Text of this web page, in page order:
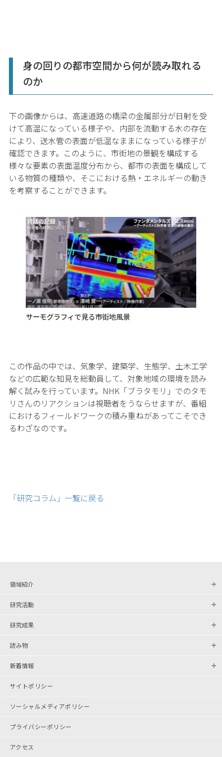
身の回りの都市空間から何が読み取れる
のか
下の画像からは、高速道路の橋梁の金属部分が日射を受
けて高温になっている様子や、内部を流動する水の存在
により、送水管の表面が低温なままになっている様子が
確認できます。このように、市街地の景観を構成する
様々な要素の表面温度分布から、都市の表面を構成して
いる物質の種類や、そこにおける熱・エネルギーの動き
を考察することができます。
サーモグラフィで見る市街地風景
この作品の中では、気象学、建築学、生態学、土木工学
などの広範な知見を総動員して、対象地域の環境を読み
解く試みを行っています。NHK「ブラタモリ」でのタモ
リさんのリアクションは視聴者をうならせますが、番組
におけるフィールドワークの積み重ねがあってこそでき
るわざなのです。
「研究コラム」一覧に戻る
領域紹介
研究活動
研究成果
読み物
新着情報
サイトポリシー
ソーシャルメディアポリシー
プライバシーポリシー
アクセス